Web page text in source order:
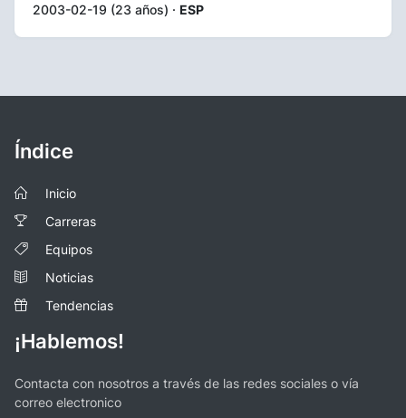
2003-02-19 (23 años) · ESP
Índice
Inicio
Carreras
Equipos
Noticias
Tendencias
¡Hablemos!
Contacta con nosotros a través de las redes sociales o vía
correo electronico